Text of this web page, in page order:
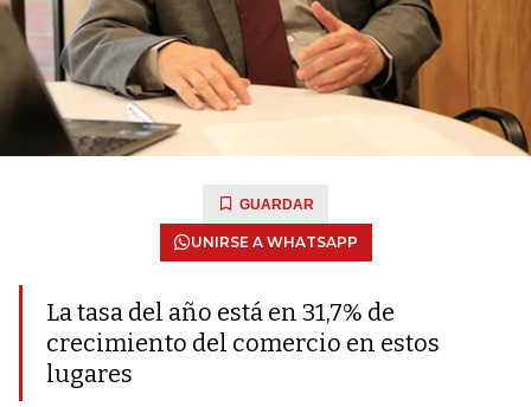
GUARDAR
UNIRSE A WHATSAPP
La tasa del año está en 31,7% de
crecimiento del comercio en estos
lugares